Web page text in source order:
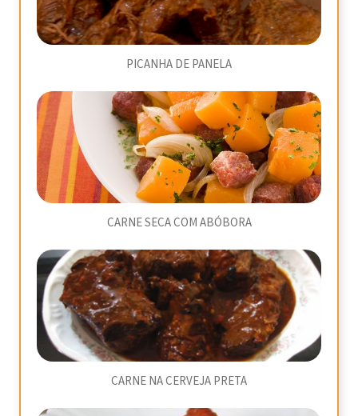
PICANHA DE PANELA
CARNE SECA COM ABÓBORA
CARNE NA CERVEJA PRETA